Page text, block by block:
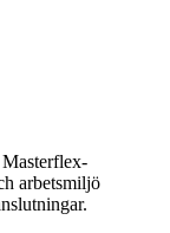
arbetsmiljö